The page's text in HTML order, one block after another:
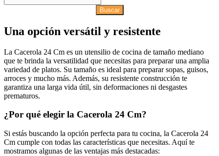
Buscar
Una opción versátil y resistente
La Cacerola 24 Cm es un utensilio de cocina de tamaño mediano
que te brinda la versatilidad que necesitas para preparar una amplia
variedad de platos. Su tamaño es ideal para preparar sopas, guisos,
arroces y mucho más. Además, su resistente construcción te
garantiza una larga vida útil, sin deformaciones ni desgastes
prematuros.
¿Por qué elegir la Cacerola 24 Cm?
Si estás buscando la opción perfecta para tu cocina, la Cacerola 24
Cm cumple con todas las características que necesitas. Aquí te
mostramos algunas de las ventajas más destacadas: